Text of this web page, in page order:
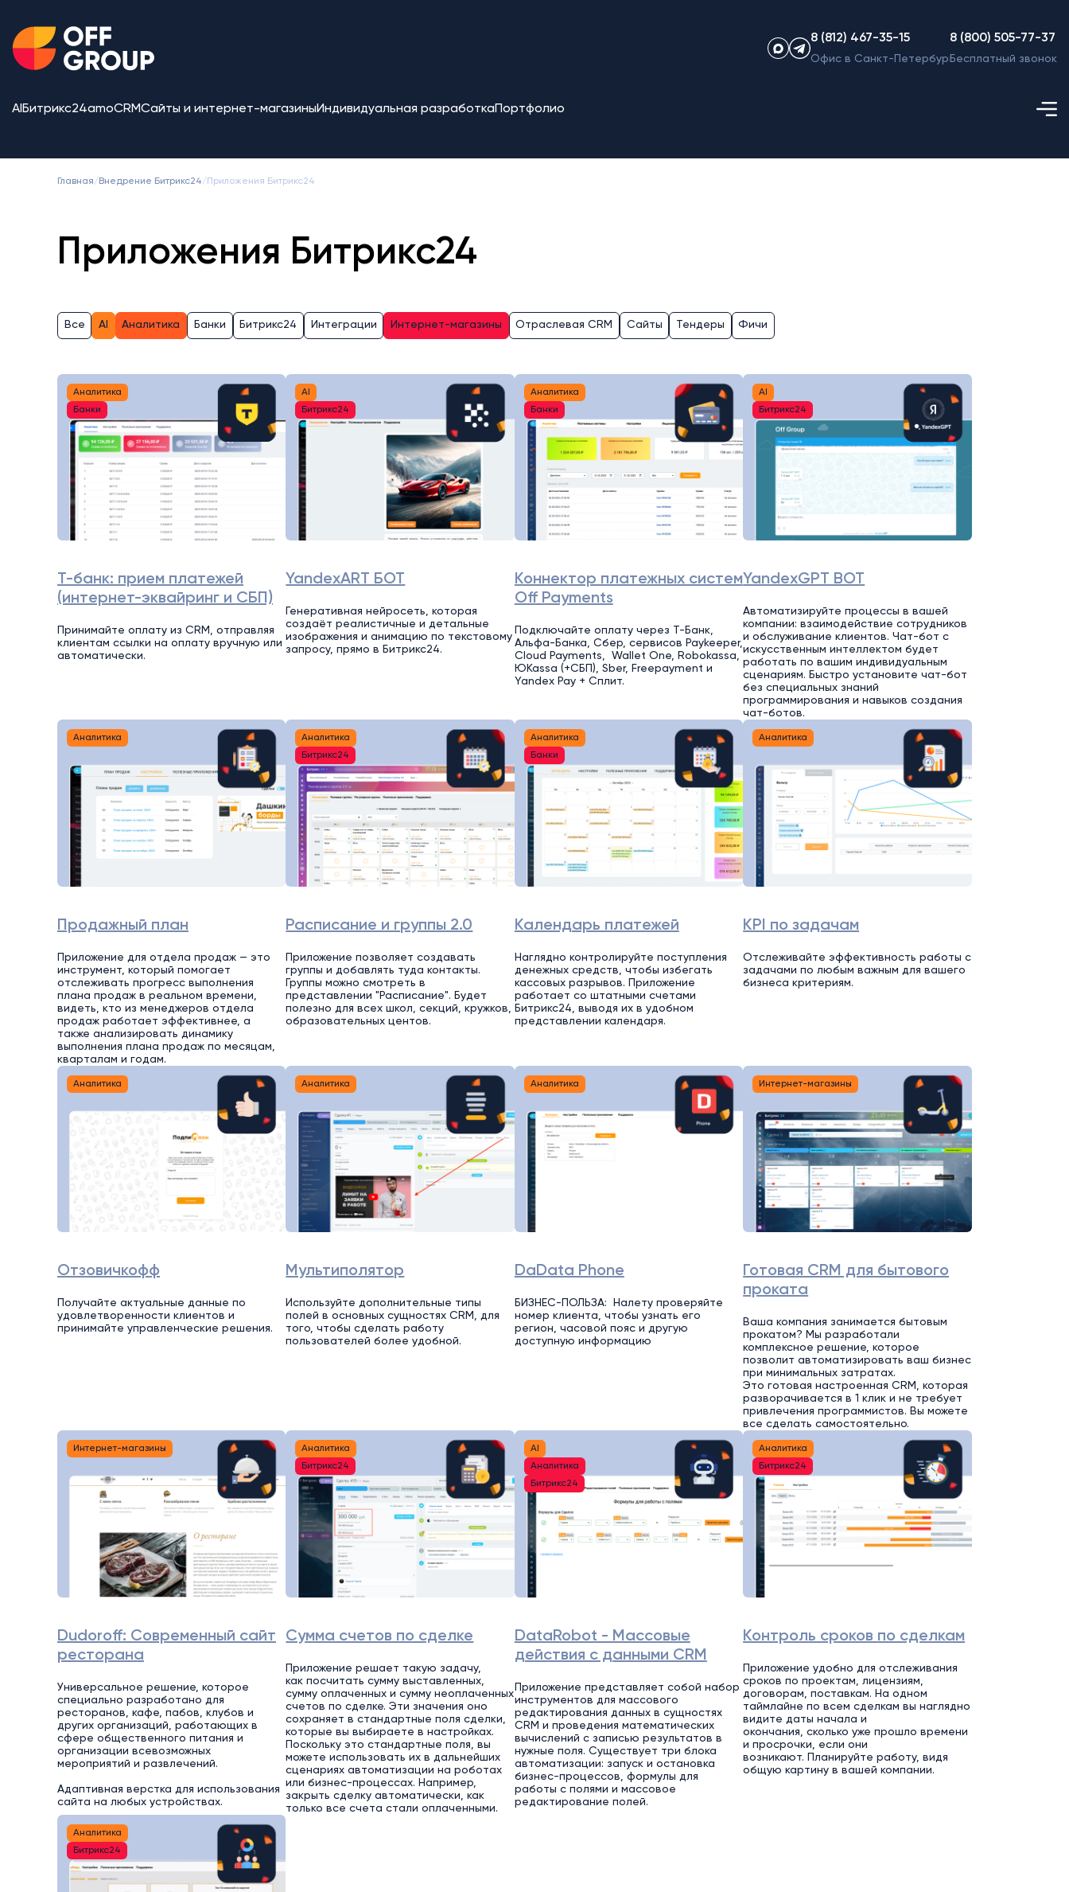
8 (812) 467-35-15
Офис в Санкт-Петербурге
8 (800) 505-77-37
Бесплатный звонок
AI Битрикс24amoCRMСайты и интернет-магазиныИндивидуальная разработкаПортфолио
Главная/ Внедрение Битрикс24/ Приложения Битрикс24
Приложения Битрикс24
Все AI Аналитика Банки Битрикс24 Интеграции Интернет-магазины Отраслевая CRM Сайты Тендеры Фичи
Аналитика
Банки
Т-банк: прием платежей
(интернет-эквайринг и СБП)
Принимайте оплату из CRM, отправляя
клиентам ссылки на оплату вручную или
автоматически.
AI
Битрикс24
YandexART БОТ
Генеративная нейросеть, которая
создаёт реалистичные и детальные
изображения и анимацию по текстовому
запросу, прямо в Битрикс24.
Аналитика
Банки
Коннектор платежных систем
Off Payments
Подключайте оплату через Т-Банк,
Альфа-Банка, Сбер, сервисов Paykeeper,
Cloud Payments, Wallet One, Robokassa,
ЮKassa (+СБП), Sber, Freepayment и
Yandex Pay + Сплит.
AI
Битрикс24
YandexGPT BOT
Автоматизируйте процессы в вашей
компании: взаимодействие сотрудников
и обслуживание клиентов. Чат-бот с
искусственным интеллектом будет
работать по вашим индивидуальным
сценариям. Быстро установите чат-бот
без специальных знаний
программирования и навыков создания
чат-ботов.
Аналитика
Продажный план
Приложение для отдела продаж — это
инструмент, который помогает
отслеживать прогресс выполнения
плана продаж в реальном времени,
видеть, кто из менеджеров отдела
продаж работает эффективнее, а
также анализировать динамику
выполнения плана продаж по месяцам,
кварталам и годам.
Аналитика
Битрикс24
Расписание и группы 2.0
Приложение позволяет создавать
группы и добавлять туда контакты.
Группы можно смотреть в
представлении "Расписание". Будет
полезно для всех школ, секций, кружков,
образовательных центов.
Аналитика
Банки
Календарь платежей
Наглядно контролируйте поступления
денежных средств, чтобы избегать
кассовых разрывов. Приложение
работает со штатными счетами
Битрикс24, выводя их в удобном
представлении календаря.
Аналитика
KPI по задачам
Отслеживайте эффективность работы с
задачами по любым важным для вашего
бизнеса критериям.
Аналитика
Отзовичкофф
Получайте актуальные данные по
удовлетворенности клиентов и
принимайте управленческие решения.
Аналитика
Мультиполятор
Используйте дополнительные типы
полей в основных сущностях CRM, для
того, чтобы сделать работу
пользователей более удобной.
Аналитика
DaData Phone
БИЗНЕС-ПОЛЬЗА: Налету проверяйте
номер клиента, чтобы узнать его
регион, часовой пояс и другую
доступную информацию
Интернет-магазины
Готовая CRM для бытового
проката
Ваша компания занимается бытовым
прокатом? Мы разработали
комплексное решение, которое
позволит автоматизировать ваш бизнес
при минимальных затратах.
Это готовая настроенная CRM, которая
разворачивается в 1 клик и не требует
привлечения программистов. Вы можете
все сделать самостоятельно.
Интернет-магазины
Dudoroff: Современный сайт
ресторана
Универсальное решение, которое
специально разработано для
ресторанов, кафе, пабов, клубов и
других организаций, работающих в
сфере общественного питания и
организации всевозможных
мероприятий и развлечений.
Адаптивная верстка для использования
сайта на любых устройствах.
Аналитика
Битрикс24
Сумма счетов по сделке
Приложение решает такую задачу,
как посчитать сумму выставленных,
сумму оплаченных и сумму неоплаченных
счетов по сделке. Эти значения оно
сохраняет в стандартные поля сделки,
которые вы выбираете в настройках.
Поскольку это стандартные поля, вы
можете использовать их в дальнейших
сценариях автоматизации на роботах
или бизнес-процессах. Например,
закрыть сделку автоматически, как
только все счета стали оплаченными.
AI
Аналитика
Битрикс24
DataRobot - Массовые
действия с данными CRM
Приложение представляет собой набор
инструментов для массового
редактирования данных в сущностях
CRM и проведения математических
вычислений с записью результатов в
нужные поля. Существует три блока
автоматизации: запуск и остановка
бизнес-процессов, формулы для
работы с полями и массовое
редактирование полей.
Аналитика
Битрикс24
Контроль сроков по сделкам
Приложение удобно для отслеживания
сроков по проектам, лицензиям,
договорам, поставкам. На одном
таймлайне по всем сделкам вы наглядно
видите даты начала и
окончания, сколько уже прошло времени
и просрочки, если они
возникают. Планируйте работу, видя
общую картину в вашей компании.
Аналитика
Битрикс24